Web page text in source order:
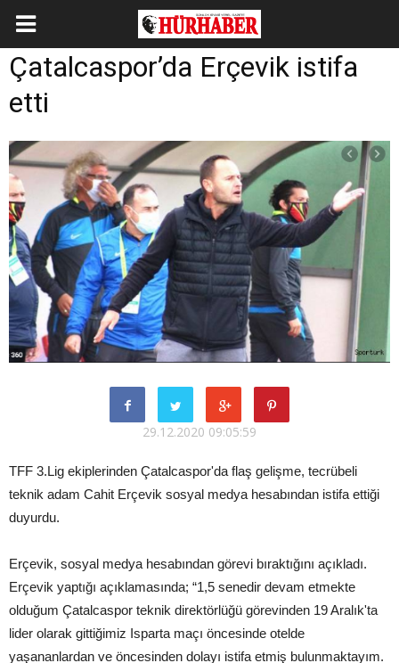
Çatalcaspor’da Erçevik istifa
etti
29.12.2020 09:05:59
TFF 3.Lig ekiplerinden Çatalcaspor'da flaş gelişme, tecrübeli
teknik adam Cahit Erçevik sosyal medya hesabından istifa ettiği
duyurdu.
Erçevik, sosyal medya hesabından görevi bıraktığını açıkladı.
Erçevik yaptığı açıklamasında; “1,5 senedir devam etmekte
olduğum Çatalcaspor teknik direktörlüğü görevinden 19 Aralık'ta
lider olarak gittiğimiz Isparta maçı öncesinde otelde
yaşananlardan ve öncesinden dolayı istifa etmiş bulunmaktayım.